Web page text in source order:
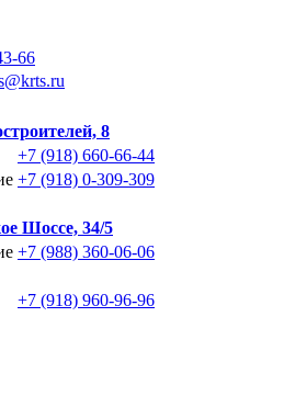
66
8
+7 (918) 660-66-44
+7 (918) 0-309-309
Шоссе, 34/5
+7 (988) 360-06-06
+7 (918) 960-96-96